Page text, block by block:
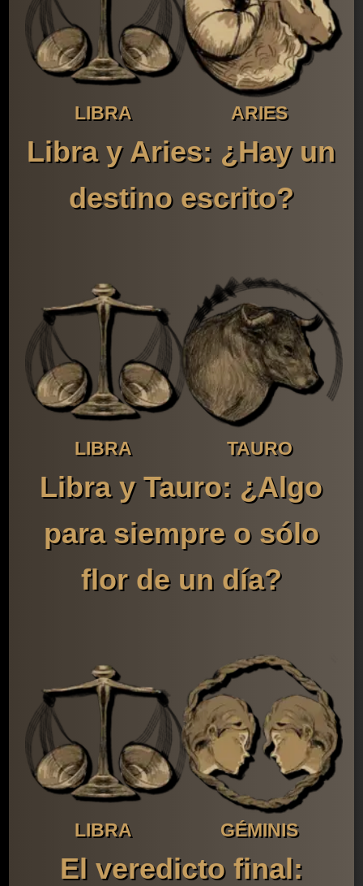
LIBRA ARIES
Libra y Aries: ¿Hay un
destino escrito?
LIBRA TAURO
Libra y Tauro: ¿Algo
para siempre o sólo
flor de un día?
LIBRA GÉMINIS
El veredicto final: